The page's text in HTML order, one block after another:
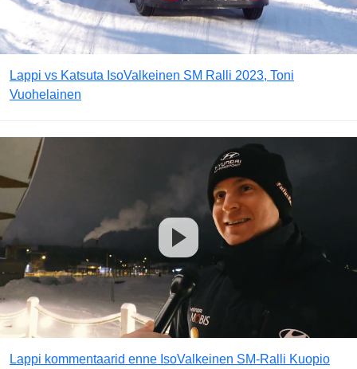
Lappi vs Katsuta IsoValkeinen SM Ralli 2023, Toni
Vuohelainen
Lappi kommentaarid enne IsoValkeinen SM-Ralli Kuopio